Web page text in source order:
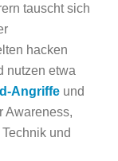
tauscht sich
hacken
nutzen etwa
Angriffeund
Awareness,
und